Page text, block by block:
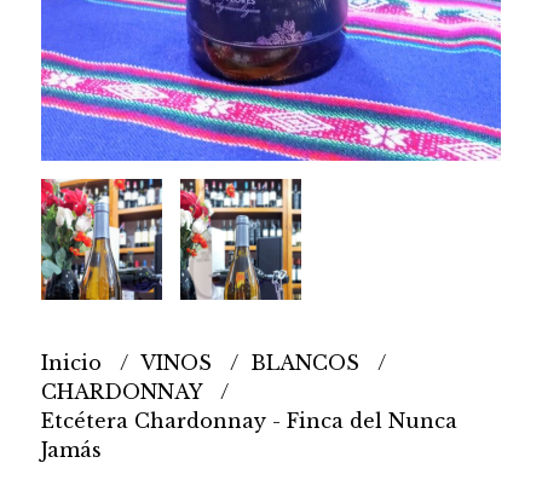
Inicio VINOS
BLANCOS
CHARDONNAY
Etcétera Chardonnay - Finca del Nunca
Jamás